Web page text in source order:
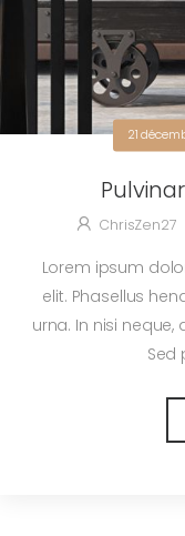
21
ChrisZen27
Lorem ipsum
elit. Phasellus
urna. In nisi neque,
Sed